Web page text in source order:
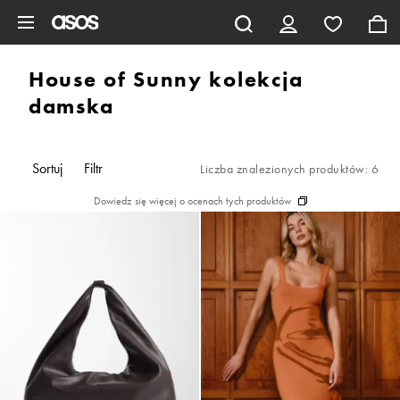
House of Sunny kolekcja
damska
Sortuj Filtr Liczba znalezionych produktów: 6
Dowiedz się więcej o ocenach tych produktów